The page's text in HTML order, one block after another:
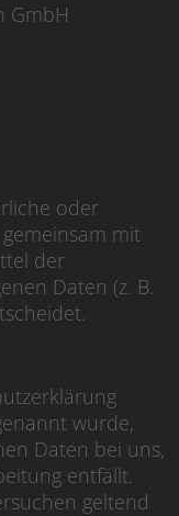
GmbH
oder
mit
der
Daten (z. B.
wurde,
Daten bei uns,
entfällt.
geltend